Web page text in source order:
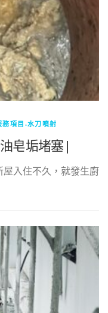
務項目-水刀噴射
皂垢堵塞|
入住不久，就發生廚